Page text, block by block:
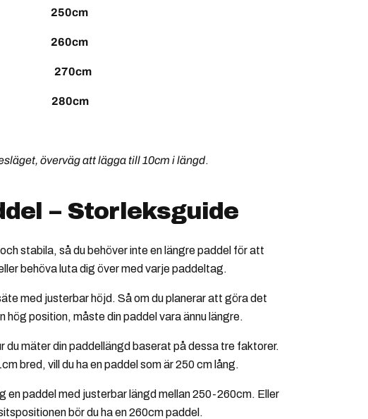
250cm
260cm
270cm
280cm
överväg att lägga till 10cm i längd.
– Storleksguide
stabila, så du behöver inte en längre paddel för att
behöva luta dig över med varje paddeltag.
med justerbar höjd. Så om du planerar att göra det
hög position, måste din paddel vara ännu längre.
du mäter din paddellängd baserat på dessa tre faktorer.
bred, vill du ha en paddel som är 250 cm lång.
en paddel med justerbar längd mellan 250-260cm. Eller
bör du ha en 260cm paddel.